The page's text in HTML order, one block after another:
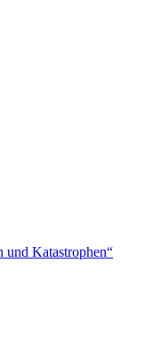
und Katastrophen“